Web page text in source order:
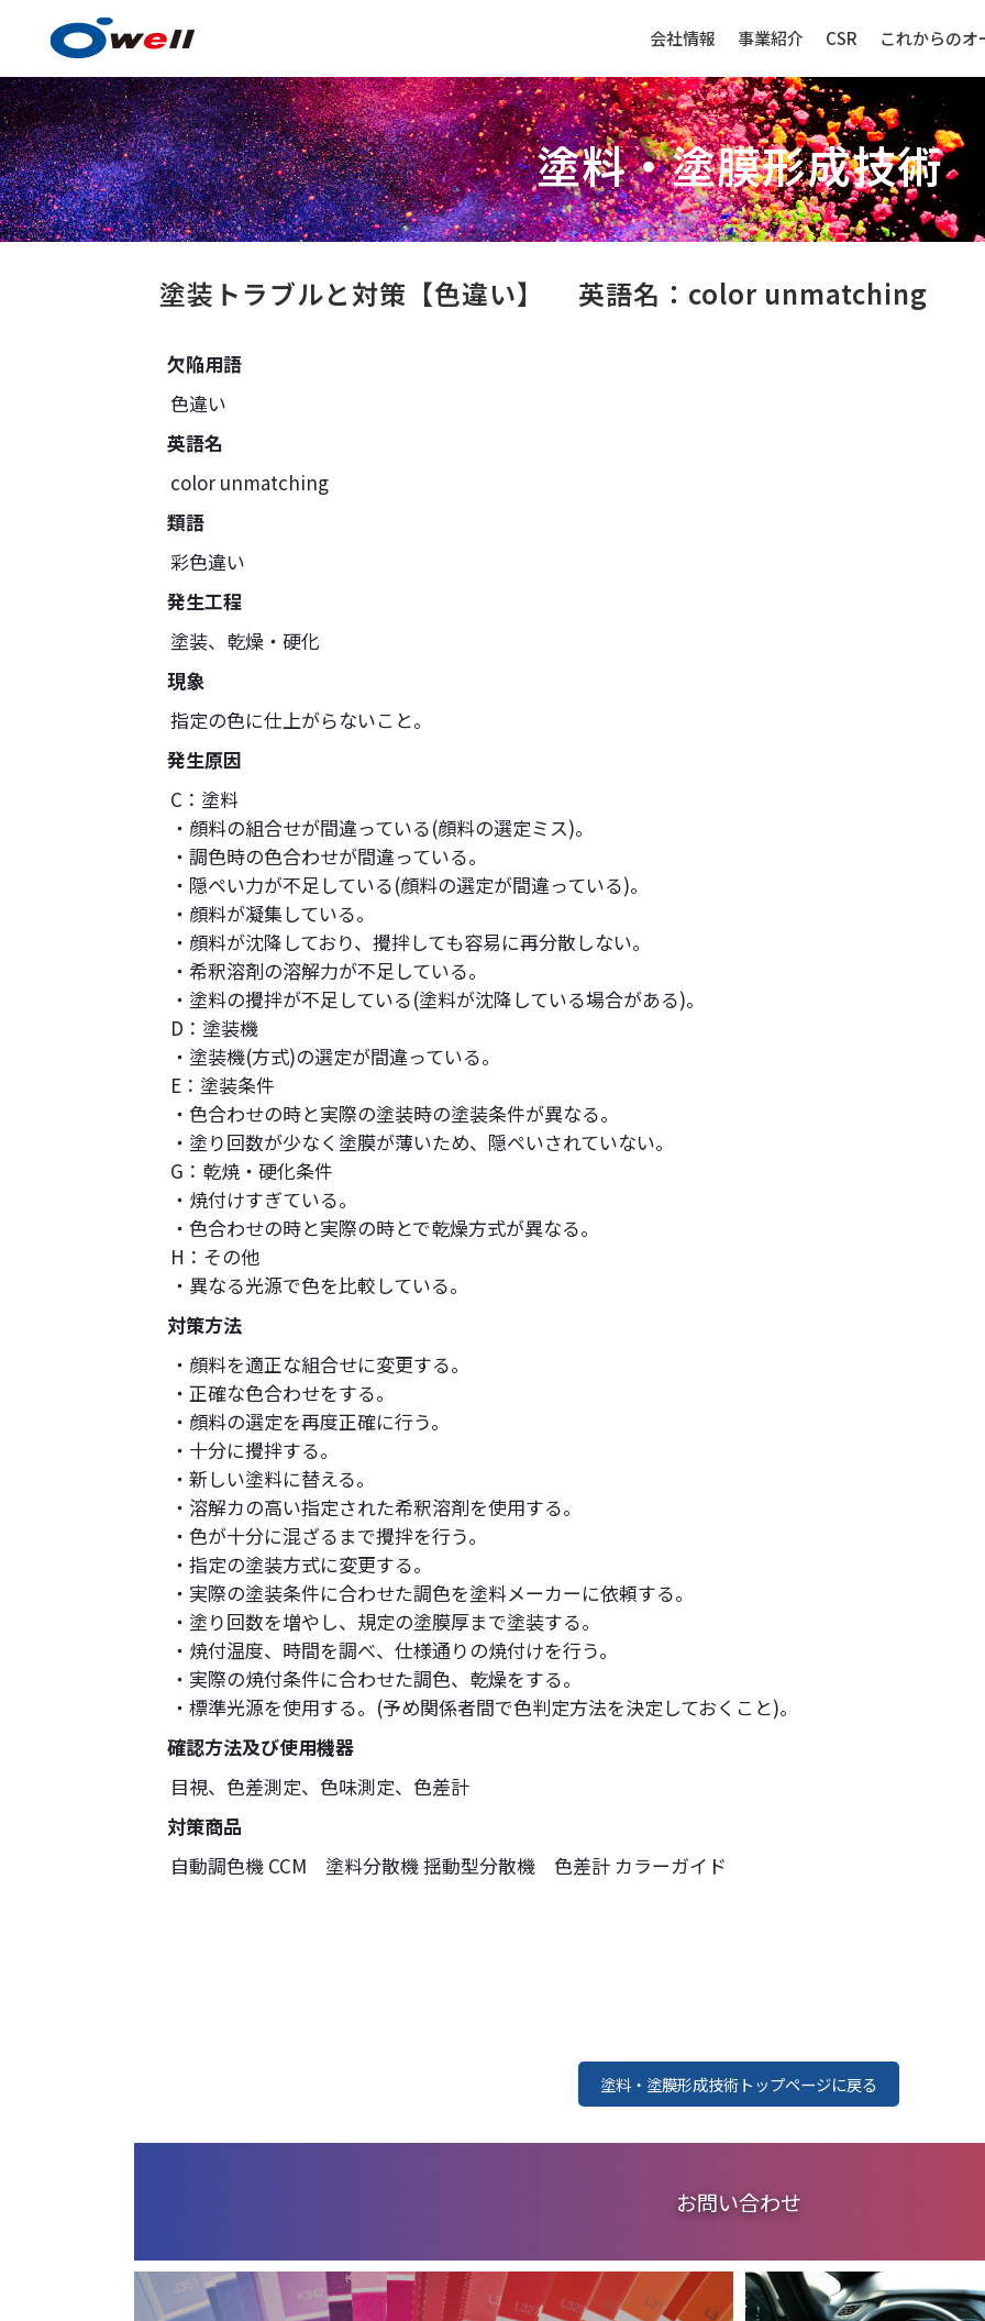
会社情報 事業紹介
塗料・塗膜形成技術
技術センター
グローバル
OLDAS（オルダス）の概要
生産財（化成品・物資） センサー
CSR これからのオ
塗料・塗膜形成技術
塗装トラブルと対策 【色違い】 英語名：color unmatching
欠陥用語
色違い
英語名
color unmatching
類語
彩色違い
発生工程
塗装、乾燥・硬化
現象
指定の色に仕上がらないこと。
発生原因
C：塗料
・顔料の組合せが間違っている(顔料の選定ミス)。
・調色時の色合わせが間違っている。
・隠ペい力が不足している(顔料の選定が間違っている)。
・顔料が凝集している。
・顔料が沈降しており、攪拌しても容易に再分散しない。
・希釈溶剤の溶解力が不足している。
・塗料の攪拌が不足している(塗料が沈降している場合がある)。
D：塗装機
・塗装機(方式)の選定が間違っている。
E：塗装条件
・色合わせの時と実際の塗装時の塗装条件が異なる。
・塗り回数が少なく塗膜が薄いため、隠ペいされていない。
G：乾焼・硬化条件
・焼付けすぎている。
・色合わせの時と実際の時とで乾燥方式が異なる。
H：その他
・異なる光源で色を比較している。
対策方法
・顔料を適正な組合せに変更する。
・正確な色合わせをする。
・顔料の選定を再度正確に行う。
・十分に攪拌する。
・新しい塗料に替える。
・溶解カの高い指定された希釈溶剤を使用する。
・色が十分に混ざるまで攪拌を行う。
・指定の塗装方式に変更する。
・実際の塗装条件に合わせた調色を塗料メーカーに依頼する。
・塗り回数を増やし、規定の塗膜厚まで塗装する。
・焼付温度、時間を調べ、仕様通りの焼付けを行う。
・実際の焼付条件に合わせた調色、乾燥をする。
・標準光源を使用する。(予め関係者間で色判定方法を決定しておくこと)。
確認方法及び使用機器
目視、色差測定、色味測定、色差計
対策商品
自動調色機 CCM 塗料分散機 揺動型分散機 色差計 カラーガイド
塗料・塗膜形成技術トップページに戻る
お問い合わせ